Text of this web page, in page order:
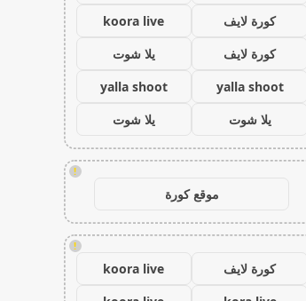
كورة لايف
koora live
كورة لايف
يلا شوت
yalla shoot
yalla shoot
يلا شوت
يلا شوت
!
موقع كورة
!
كورة لايف
koora live